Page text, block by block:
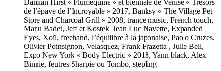
Damian Hirst « Flumequine » et biennale de Venise « Trésors
de l’épave de l’Incroyable » 2017, Banksy « The Village Pet
Store and Charcoal Grill » 2008, trance music, French touch,
Manu Badet, Jeff et Kostek, Jean Luc Navette, Expanded
Eyes, Xoïl, freehand, l’équilibre à la japonaise, Paolo Cruzes,
Olivier Poinsignon, Velasquez, Frank Frazetta , Julie Bell,
Expo New York « Body Electric » 2018, Yann black, Alex
Binnie, feutres Sharpie ou Tombo, stepling